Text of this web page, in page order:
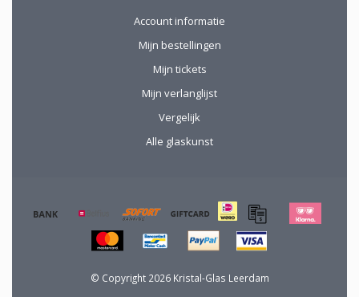
Account informatie
Mijn bestellingen
Mijn tickets
Mijn verlanglijst
Vergelijk
Alle glaskunst
© Copyright 2026 Kristal-Glas Leerdam